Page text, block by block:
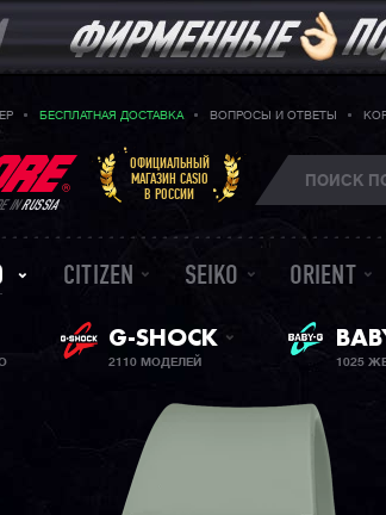
БЕСПЛАТНАЯ ДОСТАВКА ВОПРОСЫ И ОТВЕТЫ
INRUSSIA
ОФИЦИАЛЬНЫЙ
МАГАЗИН CASIO
В РОССИИ
CITIZEN SEIKO ORIENT
G-SHOCK
2110 МОДЕЛЕЙ 1025